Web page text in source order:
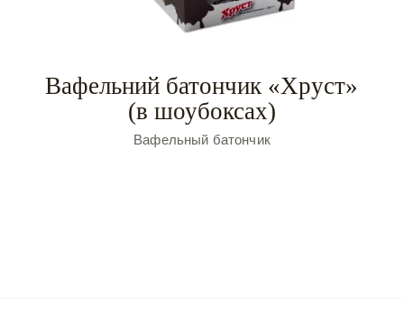
Вафельний батончик «Хруст»
(в шоубоксах)
Вафельный батончик